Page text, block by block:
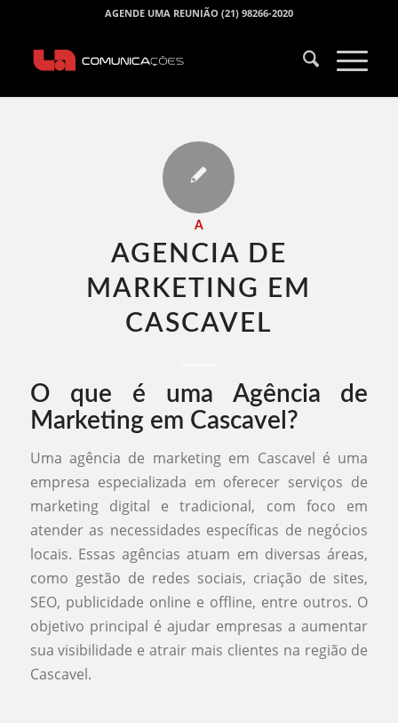
AGENDE UMA REUNIÃO (21) 98266-2020
A
AGENCIA DE
MARKETING EM
CASCAVEL​
O que é uma Agência de
Marketing em Cascavel?
Uma agência de marketing em Cascavel é uma
empresa especializada em oferecer serviços de
marketing digital e tradicional, com foco em
atender as necessidades específicas de negócios
locais. Essas agências atuam em diversas áreas,
como gestão de redes sociais, criação de sites,
SEO, publicidade online e offline, entre outros. O
objetivo principal é ajudar empresas a aumentar
sua visibilidade e atrair mais clientes na região de
Cascavel.